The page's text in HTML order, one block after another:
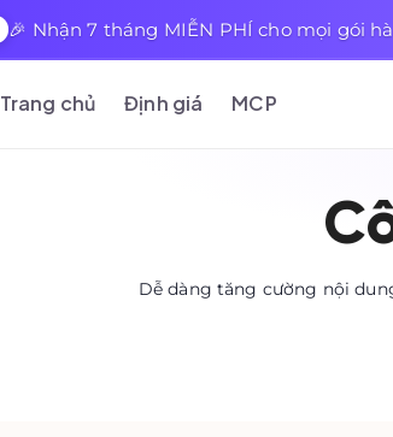
🎉 Nhận 7 tháng MIỄN PHÍ cho mọi gói
Trang chủ Định giá MCP
Dễ dàng tăng cường nội